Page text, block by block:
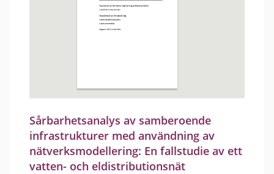
Sårbarhetsanalys av samberoende
infrastrukturer med användning av
nätverksmodellering: En fallstudie av ett
vatten- och eldistributionsnät